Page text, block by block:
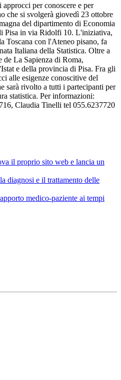
per conoscere e per
che si svolgerà giovedì 23 ottobre
del dipartimento di Economia
Pisa in via Ridolfi 10. L'iniziativa,
Toscana con l'Ateneo pisano, fa
Italiana della Statistica. Oltre a
de La Sapienza di Roma,
e della provincia di Pisa. Fra gli
alle esigenze conoscitive del
sarà rivolto a tutti i partecipanti per
statistica. Per informazioni:
Claudia Tinelli tel 055.6237720
il proprio sito web e lancia un
diagnosi e il trattamento delle
medico-paziente ai tempi